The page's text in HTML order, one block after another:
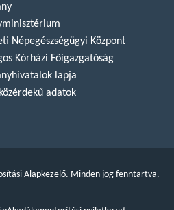
Népegészségügyi Központ
Kórházi Főigazgatóság
lapja
adatok
Alapkezelő. Minden jog fenntartva.